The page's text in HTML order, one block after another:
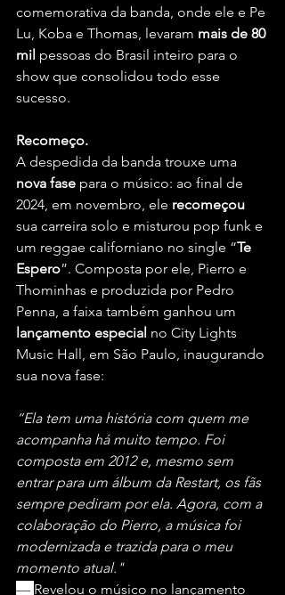
comemorativa da banda, onde ele e Pe
Lu, Koba e Thomas, levaram mais de 80
mil pessoas do Brasil inteiro para o
show que consolidou todo esse
sucesso.
Recomeço.
A despedida da banda trouxe uma
nova fase para o músico: ao final de
2024, em novembro, ele recomeçou
sua carreira solo e misturou pop funk e
um reggae californiano no single “Te
Espero”. Composta por ele, Pierro e
Thominhas e produzida por Pedro
Penna, a faixa também ganhou um
lançamento especial no City Lights
Music Hall, em São Paulo, inaugurando
sua nova fase:
“Ela tem uma história com quem me
acompanha há muito tempo. Foi
composta em 2012 e, mesmo sem
entrar para um álbum da Restart, os fãs
sempre pediram por ela. Agora, com a
colaboração do Pierro, a música foi
modernizada e trazida para o meu
momento atual."
— Revelou o músico no lançamento